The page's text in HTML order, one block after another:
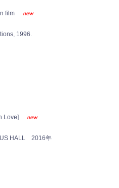
film
1996.
Love]
HALL 2016年